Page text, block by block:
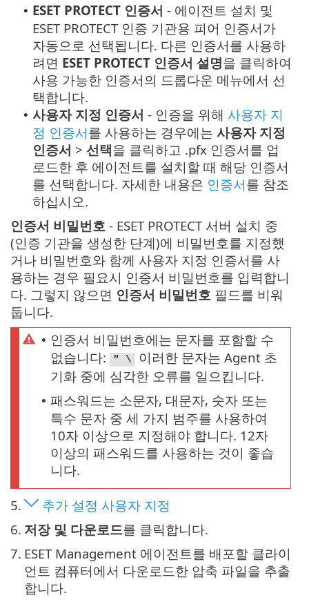
• ESET PROTECT 인증서 - 에이전트 설치 및
ESET PROTECT 인증 기관용 피어 인증서가
자동으로 선택됩니다. 다른 인증서를 사용하
려면 ESET PROTECT 인증서 설명을 클릭하여
사용 가능한 인증서의 드롭다운 메뉴에서 선
택합니다.
• 사용자 지정 인증서 - 인증을 위해 사용자 지
정 인증서를 사용하는 경우에는 사용자 지정
인증서 > 선택을 클릭하고 .pfx 인증서를 업
로드한 후 에이전트를 설치할 때 해당 인증서
를 선택합니다. 자세한 내용은 인증서를 참조
하십시오.
인증서 비밀번호 - ESET PROTECT 서버 설치 중
(인증 기관을 생성한 단계)에 비밀번호를 지정했
거나 비밀번호와 함께 사용자 지정 인증서를 사
용하는 경우 필요시 인증서 비밀번호를 입력합니
다. 그렇지 않으면 인증서 비밀번호 필드를 비워
둡니다.
• 인증서 비밀번호에는 문자를 포함할 수
없습니다:
" \
이러한 문자는 Agent 초
기화 중에 심각한 오류를 일으킵니다.
• 패스워드는 소문자, 대문자, 숫자 또는
특수 문자 중 세 가지 범주를 사용하여
10자 이상으로 지정해야 합니다. 12자
이상의 패스워드를 사용하는 것이 좋습
니다.
5.
추가 설정 사용자 지정
6. 저장 및 다운로드를 클릭합니다.
7. ESET Management 에이전트를 배포할 클라이
언트 컴퓨터에서 다운로드한 압축 파일을 추출
합니다.